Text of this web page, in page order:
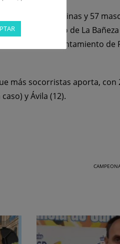
(73 femeninas y 57
y Ayuntamiento de La
Valladolid, Ayuntamiento de
más socorristas aporta, con
y Ávila (12).